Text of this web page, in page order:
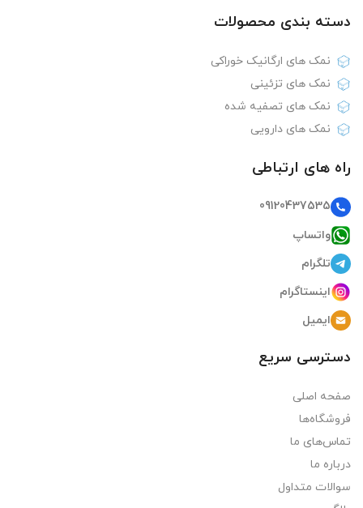
دسته بندی‌ محصولات
نمک های ارگانیک خوراکی
نمک های تزئینی
نمک های تصفیه شده
نمک های دارویی
راه های ارتباطی
09120437535
واتساپ
تلگرام
اینستاگرام
ایمیل
دسترسی سریع
صفحه اصلی
فروشگاه‌ها
تماس‌های ما
درباره ما
سوالات متداول